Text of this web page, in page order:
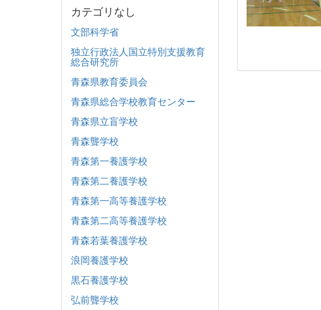
カテゴリなし
文部科学省
独立行政法人国立特別支援教育
総合研究所
青森県教育委員会
青森県総合学校教育センター
青森県立盲学校
青森聾学校
青森第一養護学校
青森第二養護学校
青森第一高等養護学校
青森第二高等養護学校
青森若葉養護学校
浪岡養護学校
黒石養護学校
弘前聾学校